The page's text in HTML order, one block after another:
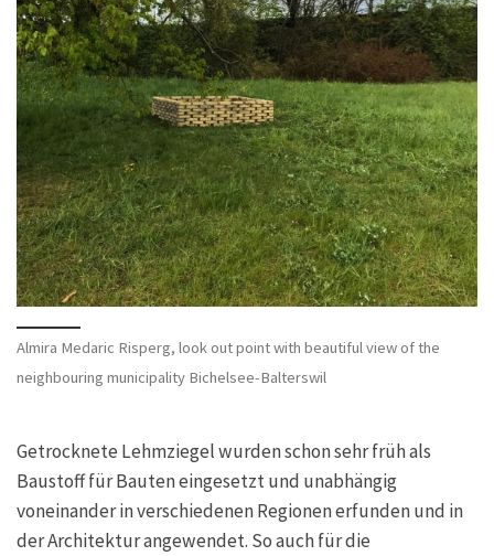
Almira Medaric Risperg, look out point with beautiful view of the
neighbouring municipality Bichelsee-Balterswil
Getrocknete Lehmziegel wurden schon sehr früh als
Baustoff für Bauten eingesetzt und unabhängig
voneinander in verschiedenen Regionen erfunden und in
der Architektur angewendet. So auch für die